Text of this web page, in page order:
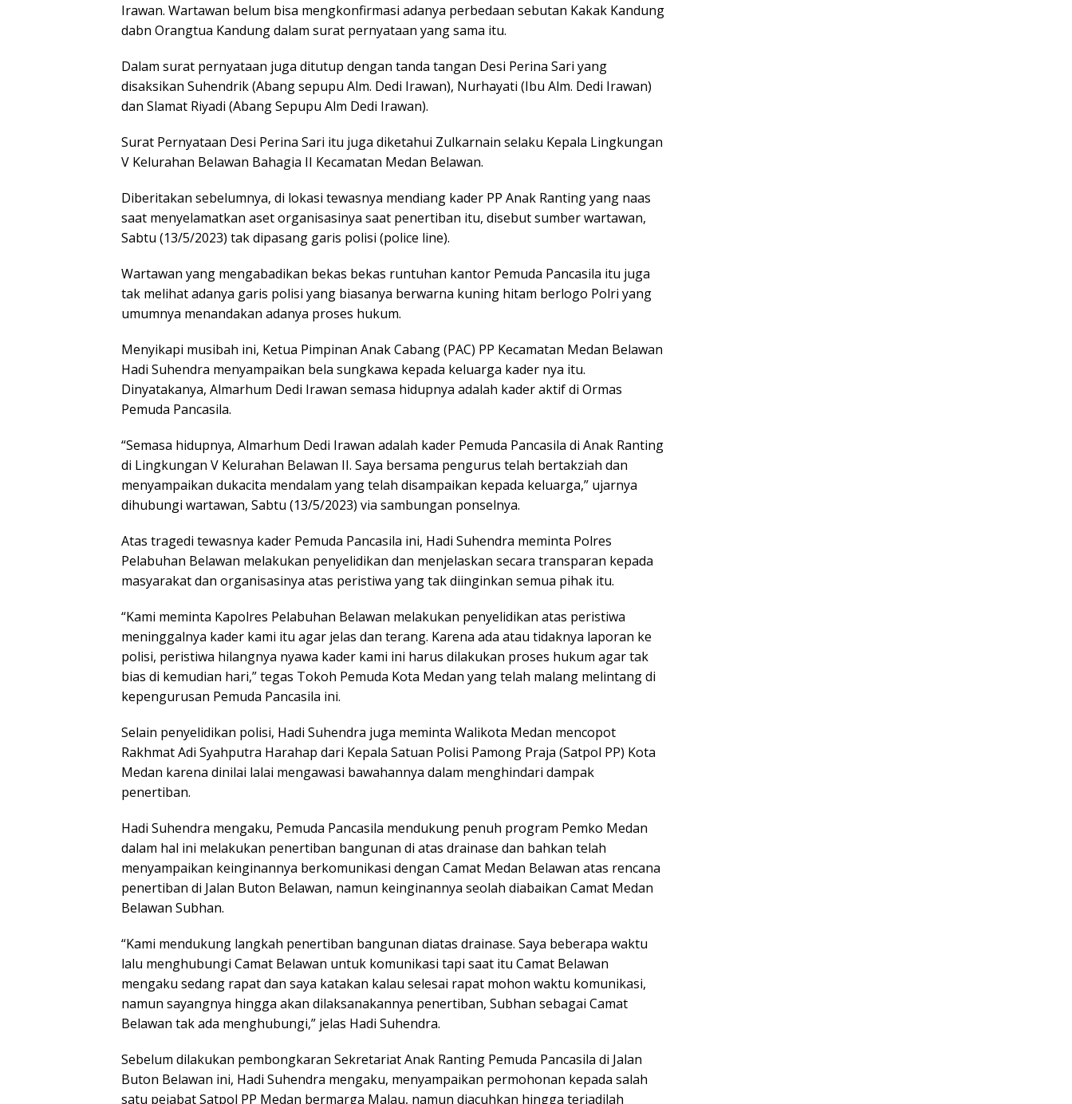
Irawan. Wartawan belum bisa mengkonfirmasi adanya perbedaan sebutan Kakak Kandung
dabn Orangtua Kandung dalam surat pernyataan yang sama itu.
Dalam surat pernyataan juga ditutup dengan tanda tangan Desi Perina Sari yang
disaksikan Suhendrik (Abang sepupu Alm. Dedi Irawan), Nurhayati (Ibu Alm. Dedi Irawan)
dan Slamat Riyadi (Abang Sepupu Alm Dedi Irawan).
Surat Pernyataan Desi Perina Sari itu juga diketahui Zulkarnain selaku Kepala Lingkungan
V Kelurahan Belawan Bahagia II Kecamatan Medan Belawan.
Diberitakan sebelumnya, di lokasi tewasnya mendiang kader PP Anak Ranting yang naas
saat menyelamatkan aset organisasinya saat penertiban itu, disebut sumber wartawan,
Sabtu (13/5/2023) tak dipasang garis polisi (police line).
Wartawan yang mengabadikan bekas bekas runtuhan kantor Pemuda Pancasila itu juga
tak melihat adanya garis polisi yang biasanya berwarna kuning hitam berlogo Polri yang
umumnya menandakan adanya proses hukum.
Menyikapi musibah ini, Ketua Pimpinan Anak Cabang (PAC) PP Kecamatan Medan Belawan
Hadi Suhendra menyampaikan bela sungkawa kepada keluarga kader nya itu.
Dinyatakanya, Almarhum Dedi Irawan semasa hidupnya adalah kader aktif di Ormas
Pemuda Pancasila.
“Semasa hidupnya, Almarhum Dedi Irawan adalah kader Pemuda Pancasila di Anak Ranting
di Lingkungan V Kelurahan Belawan II. Saya bersama pengurus telah bertakziah dan
menyampaikan dukacita mendalam yang telah disampaikan kepada keluarga,” ujarnya
dihubungi wartawan, Sabtu (13/5/2023) via sambungan ponselnya.
Atas tragedi tewasnya kader Pemuda Pancasila ini, Hadi Suhendra meminta Polres
Pelabuhan Belawan melakukan penyelidikan dan menjelaskan secara transparan kepada
masyarakat dan organisasinya atas peristiwa yang tak diinginkan semua pihak itu.
“Kami meminta Kapolres Pelabuhan Belawan melakukan penyelidikan atas peristiwa
meninggalnya kader kami itu agar jelas dan terang. Karena ada atau tidaknya laporan ke
polisi, peristiwa hilangnya nyawa kader kami ini harus dilakukan proses hukum agar tak
bias di kemudian hari,” tegas Tokoh Pemuda Kota Medan yang telah malang melintang di
kepengurusan Pemuda Pancasila ini.
Selain penyelidikan polisi, Hadi Suhendra juga meminta Walikota Medan mencopot
Rakhmat Adi Syahputra Harahap dari Kepala Satuan Polisi Pamong Praja (Satpol PP) Kota
Medan karena dinilai lalai mengawasi bawahannya dalam menghindari dampak
penertiban.
Hadi Suhendra mengaku, Pemuda Pancasila mendukung penuh program Pemko Medan
dalam hal ini melakukan penertiban bangunan di atas drainase dan bahkan telah
menyampaikan keinginannya berkomunikasi dengan Camat Medan Belawan atas rencana
penertiban di Jalan Buton Belawan, namun keinginannya seolah diabaikan Camat Medan
Belawan Subhan.
“Kami mendukung langkah penertiban bangunan diatas drainase. Saya beberapa waktu
lalu menghubungi Camat Belawan untuk komunikasi tapi saat itu Camat Belawan
mengaku sedang rapat dan saya katakan kalau selesai rapat mohon waktu komunikasi,
namun sayangnya hingga akan dilaksanakannya penertiban, Subhan sebagai Camat
Belawan tak ada menghubungi,” jelas Hadi Suhendra.
Sebelum dilakukan pembongkaran Sekretariat Anak Ranting Pemuda Pancasila di Jalan
Buton Belawan ini, Hadi Suhendra mengaku, menyampaikan permohonan kepada salah
satu pejabat Satpol PP Medan bermarga Malau, namun diacuhkan hingga terjadilah